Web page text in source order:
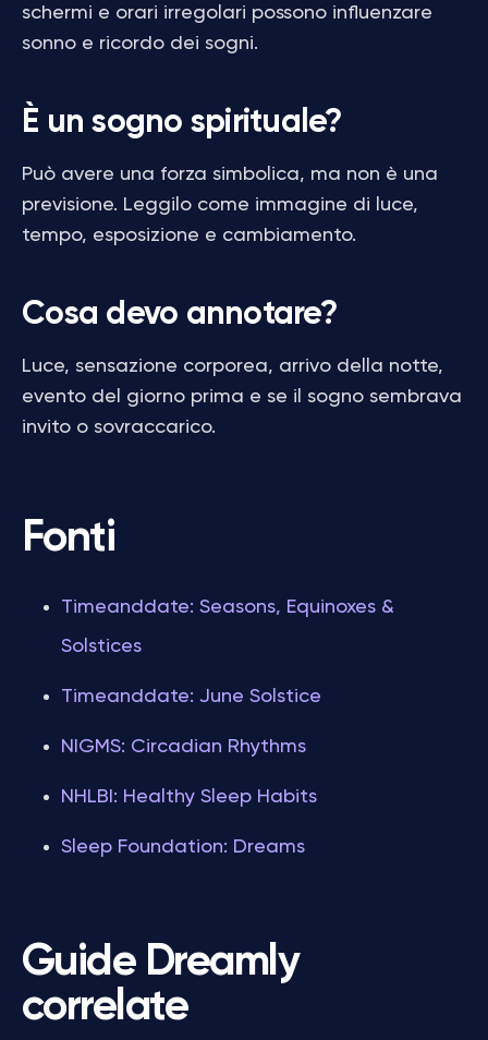
schermi e orari irregolari possono influenzare
sonno e ricordo dei sogni.
È un sogno spirituale?
Può avere una forza simbolica, ma non è una
previsione. Leggilo come immagine di luce,
tempo, esposizione e cambiamento.
Cosa devo annotare?
Luce, sensazione corporea, arrivo della notte,
evento del giorno prima e se il sogno sembrava
invito o sovraccarico.
Fonti
Timeanddate: Seasons, Equinoxes &
Solstices
Timeanddate: June Solstice
NIGMS: Circadian Rhythms
NHLBI: Healthy Sleep Habits
Sleep Foundation: Dreams
Guide Dreamly
correlate